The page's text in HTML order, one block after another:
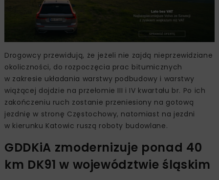
Drogowcy przewidują, że jeżeli nie zajdą nieprzewidziane
okoliczności, do rozpoczęcia prac bitumicznych
w zakresie układania warstwy podbudowy i warstwy
wiążącej dojdzie na przełomie III i IV kwartału br. Po ich
zakończeniu ruch zostanie przeniesiony na gotową
jezdnię w stronę Częstochowy, natomiast na jezdni
w kierunku Katowic ruszą roboty budowlane.
GDDKiA zmodernizuje ponad 40
km DK91 w województwie śląskim